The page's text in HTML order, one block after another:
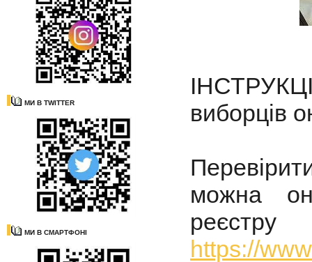
МИ В TWITTER
МИ В СМАРТФОНІ
виборців
можна
https://